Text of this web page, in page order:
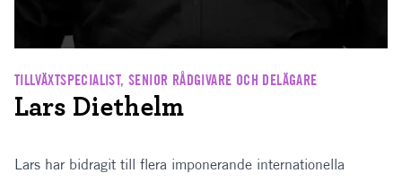
TILLVÄXTSPECIALIST, SENIOR RÅDGIVARE OCH DELÄGARE
Lars Diethelm
Lars har bidragit till flera imponerande internationella